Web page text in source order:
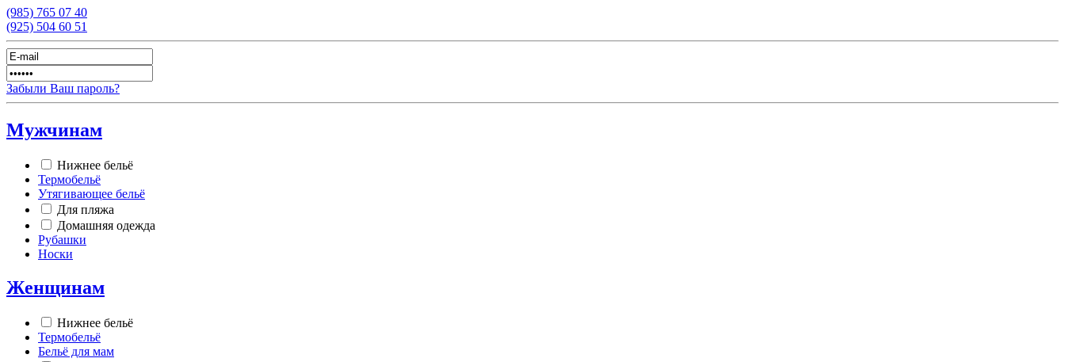
(985) 765 07 40
(925) 504 60 51
Забыли Ваш пароль?
Мужчинам
Нижнее бельё
Термобельё
Утягивающее бельё
Для пляжа
Домашняя одежда
Рубашки
Носки
Женщинам
Нижнее бельё
Термобельё
Бельё для мам